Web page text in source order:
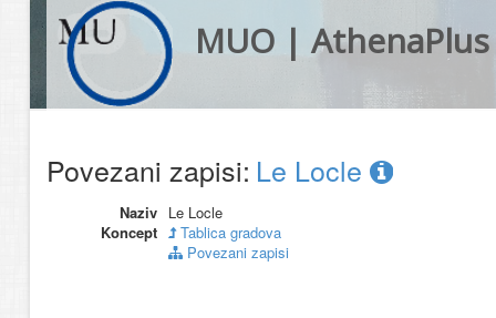
MUO | AthenaPlus
Povezani zapisi: Le Locle
Naziv Le Locle
Koncept
Tablica gradova
Povezani zapisi